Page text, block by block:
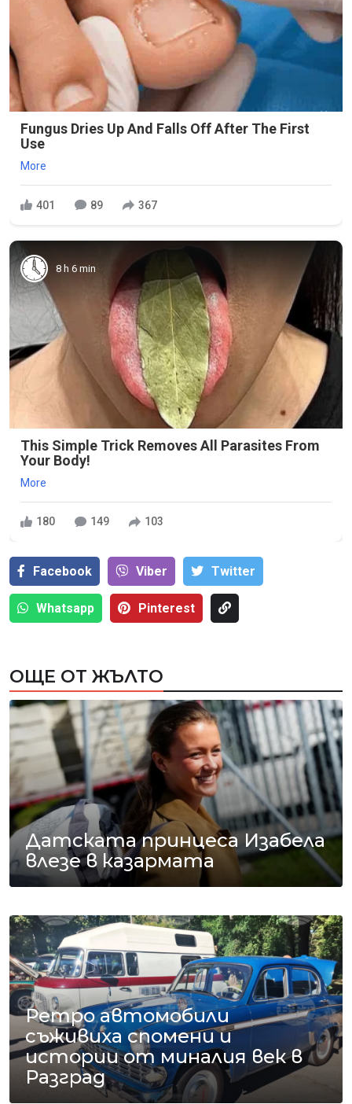
Fungus Dries Up And Falls Off After The First
Use
More
401 89 367
8 h 6 min
This Simple Trick Removes All Parasites From
Your Body!
More
180 149 103
Facebook Viber Тwitter
Whatsapp Pinterest
ОЩЕ ОТ ЖЪЛТО
Датската принцеса Изабела
влезе в казармата
Ретро автомобили
съживиха спомени и
истории от миналия век в
Разград